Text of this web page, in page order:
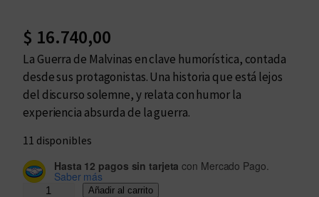
$ 16.740,00
La Guerra de Malvinas en clave humorística, contada
desde sus protagonistas. Una historia que está lejos
del discurso solemne, y relata con humor la
experiencia absurda de la guerra.
11 disponibles
Hasta 12 pagos sin tarjeta con Mercado Pago.
Saber más
Añadir al carrito